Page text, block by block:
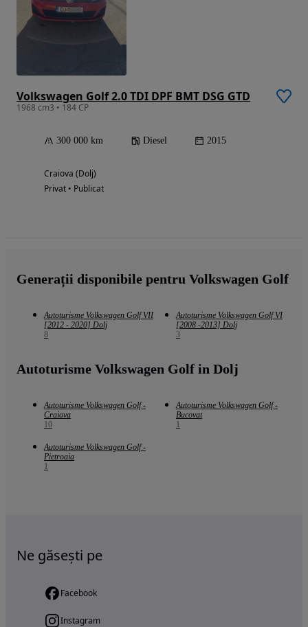
Volkswagen Golf 2.0 TDI DPF BMT DSG GTD
1968 cm3 • 184 CP
300 000 km Diesel 2015
Craiova (Dolj)
Privat • Publicat
Generații disponibile pentru Volkswagen Golf
Autoturisme Volkswagen Golf VII
[2012 - 2020] Dolj
8
Autoturisme Volkswagen Golf VI
[2008 -2013] Dolj
3
Autoturisme Volkswagen Golf in Dolj
Autoturisme Volkswagen Golf -
Craiova
10
Autoturisme Volkswagen Golf -
Bucovat
1
Autoturisme Volkswagen Golf -
Pietroaia
1
Ne găsești pe
Facebook
Instagram